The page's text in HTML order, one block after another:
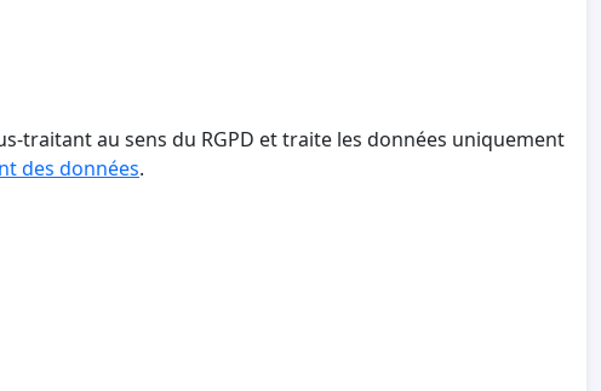
traitant au sens du RGPD et traite les données uniquement
des données.